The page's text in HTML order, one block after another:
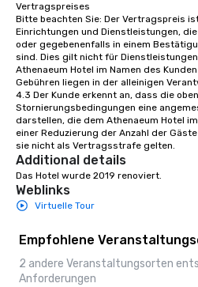
Vertragspreises
Bitte beachten Sie: Der Vertragspreis
Einrichtungen und Dienstleistungen,
oder gegebenenfalls in einem
sind. Dies gilt nicht für
Athenaeum Hotel im Namen des
Gebühren liegen in der alleinigen
4.3 Der Kunde erkennt an, dass die
Stornierungsbedingungen eine
darstellen, die dem Athenaeum Hotel
einer Reduzierung der Anzahl der
sie nicht als Vertragsstrafe gelten.
Additional details
Das Hotel wurde 2019 renoviert.
Weblinks
Virtuelle Tour
Empfohlene
2 andere Veranstaltungsorten
Anforderungen